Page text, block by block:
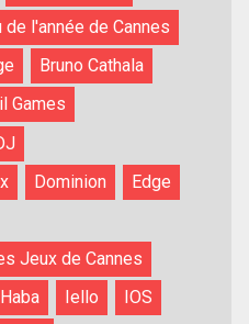
l'année de Cannes
Bruno Cathala
Games
Dominion
Edge
Jeux de Cannes
Haba Iello
IOS